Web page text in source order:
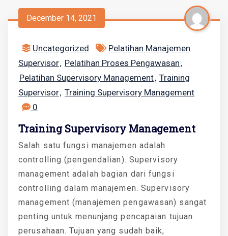
December 14, 2021
Uncategorized
Pelatihan Manajemen
Supervisor, Pelatihan Proses Pengawasan,
Pelatihan Supervisory Management, Training
Supervisor, Training Supervisory Management
0
Training Supervisory Management
Salah satu fungsi manajemen adalah
controlling (pengendalian). Supervisory
management adalah bagian dari fungsi
controlling dalam manajemen. Supervisory
management (manajemen pengawasan) sangat
penting untuk menunjang pencapaian tujuan
perusahaan. Tujuan yang sudah baik,